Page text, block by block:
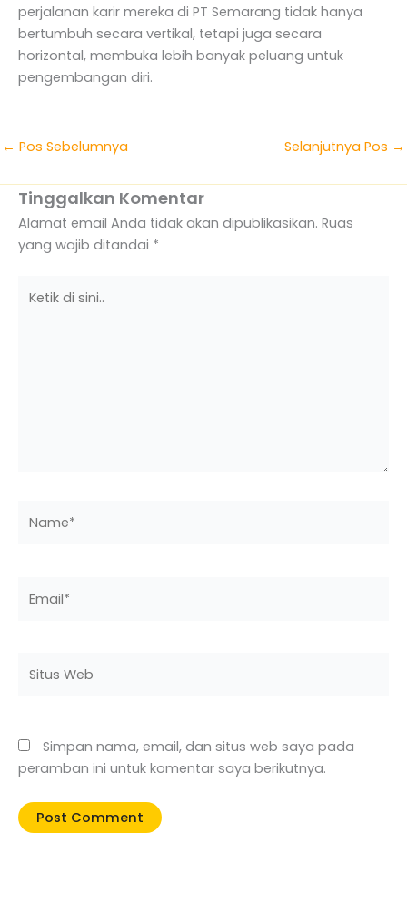
perjalanan karir mereka di PT Semarang tidak hanya
bertumbuh secara vertikal, tetapi juga secara
horizontal, membuka lebih banyak peluang untuk
pengembangan diri.
← Pos Sebelumnya Selanjutnya Pos →
Tinggalkan Komentar
Alamat email Anda tidak akan dipublikasikan. Ruas
yang wajib ditandai *
Web
Simpan nama, email, dan situs web saya pada
peramban ini untuk komentar saya berikutnya.